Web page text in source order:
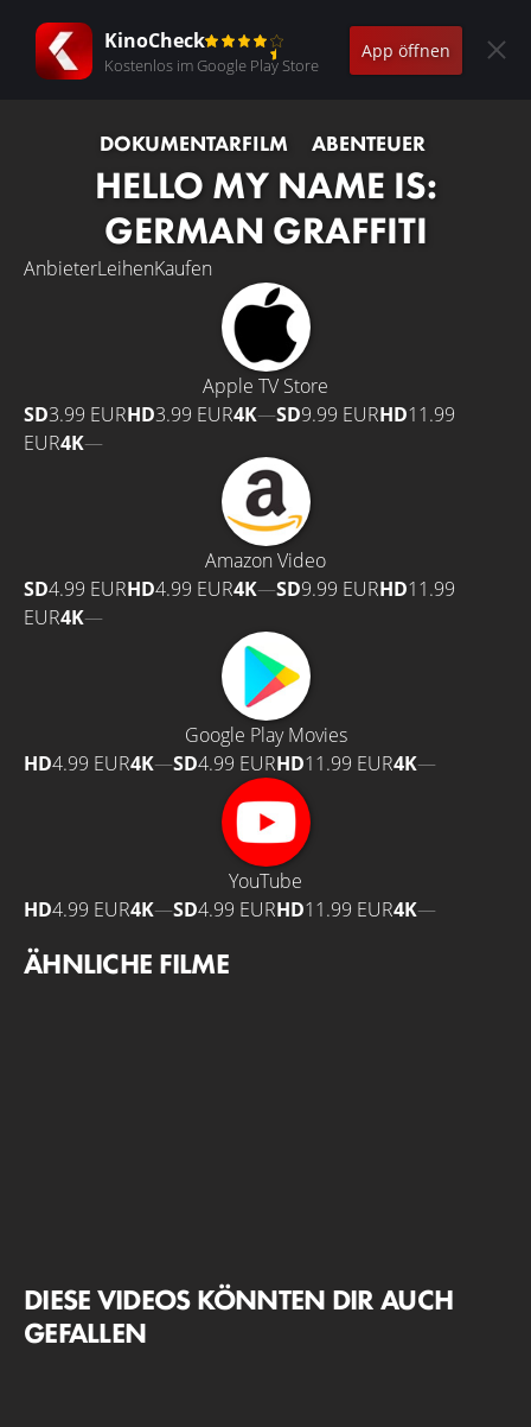
KinoCheck
Kostenlos im Google Play Store
App öffnen
DOKUMENTARFILM ABENTEUER
HELLO MY NAME IS:
GERMAN GRAFFITI
AnbieterLeihenKaufen
Apple TV Store
SD3.99 EURHD3.99 EUR4K—SD9.99 EURHD11.99
EUR4K—
Amazon Video
SD4.99 EURHD4.99 EUR4K—SD9.99 EURHD11.99
EUR4K—
Google Play Movies
HD4.99 EUR4K—SD4.99 EURHD11.99 EUR4K—
YouTube
HD4.99 EUR4K—SD4.99 EURHD11.99 EUR4K—
ÄHNLICHE FILME
DIESE VIDEOS KÖNNTEN DIR AUCH
GEFALLEN